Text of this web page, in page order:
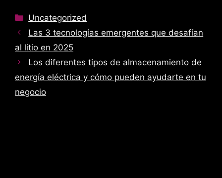
o
,
d
e
j
a
Categorías
Uncategorized
Las 3 tecnologías emergentes que desafían
al litio en 2025
Los diferentes tipos de almacenamiento de
energía eléctrica y cómo pueden ayudarte en tu
negocio